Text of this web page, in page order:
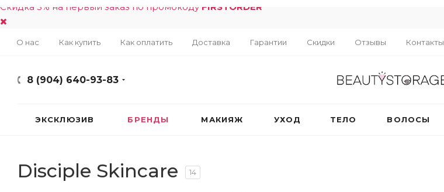
Скидка 5% на первый заказ по промокоду FIRSTORDER
О нас Как купить Как оплатить Доставка Гарантии Скидки Отзывы Контакты
8 (904) 640-93-83
ЭКСКЛЮЗИВ БРЕНДЫ МАКИЯЖ УХОД ТЕЛО ВОЛОСЫ
Disciple Skincare 14